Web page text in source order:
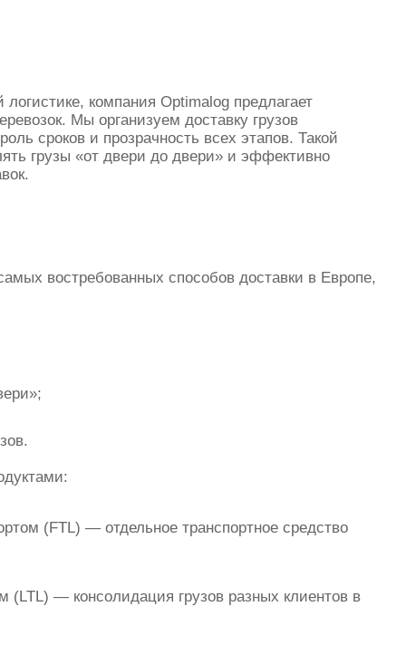
компания Optimalog предлагает
Мы организуем доставку грузов
сроков и прозрачность всех этапов. Такой
грузы «от двери до двери» и эффективно
востребованных способов доставки в Европе,
(FTL) — отдельное транспортное средство
(LTL) — консолидация грузов разных клиентов в